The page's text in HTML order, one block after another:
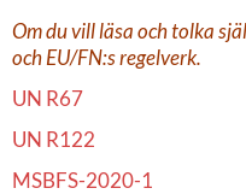
Om du vill läsa och tolka
och EU/FN:s regelverk.
UN R67
UN R122
MSBFS-2020-1